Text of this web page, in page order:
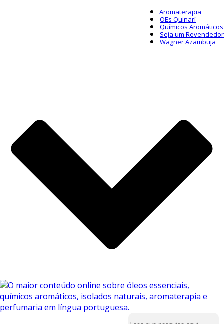
Aromaterapia
OEs Quinarí
Químicos Aromáticos
Seja um Revendedor
Wagner Azambuja